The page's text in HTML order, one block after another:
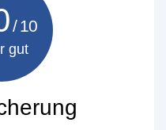
gut